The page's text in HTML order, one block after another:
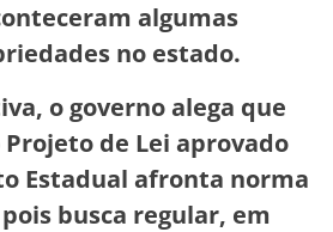
algumas
no estado.
o governo alega que
de Lei aprovado
Estadual afronta norma
busca regular, em